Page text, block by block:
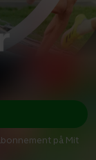
på Mit